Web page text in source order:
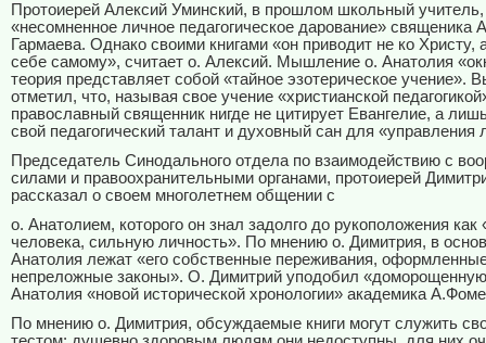
Протоиерей Алексий Уминский, в прошлом школьный
«несомненное личное педагогическое дарование» священика
Гармаева. Однако своими книгами «он приводит не ко Христу,
себе самому», считает о. Алексий. Мышление о. Анатолия
теория представляет собой «тайное эзотерическое учение».
отметил, что, называя свое учение «христианской
православный священник нигде не цитирует Евангелие, а
свой педагогический талант и духовный сан для «управления
Председатель Синодального отдела по взаимодействию с
силами и правоохранительными органами, протоиерей
рассказал о своем многолетнем общении с
о. Анатолием, которого он знал задолго до рукоположения как
человека, сильную личность». По мнению о. Димитрия, в
Анатолия лежат «его собственные переживания,
непреложные законы». О. Димитрий уподобил
Анатолия «новой исторической хронологии» академика
По мнению о. Димитрия, обсуждаемые книги могут служить